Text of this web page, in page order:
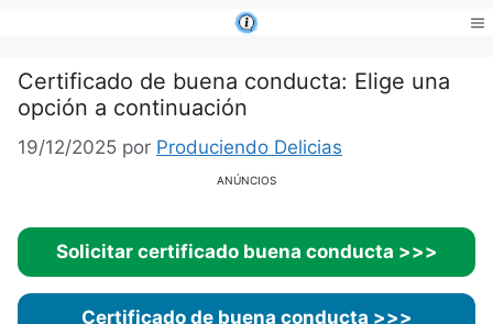
contenido
Certificado de buena conducta: Elige una
opción a continuación
19/12/2025 por Produciendo Delicias
ANÚNCIOS
Solicitar certificado buena conducta >>>
Certificado de buena conducta >>>